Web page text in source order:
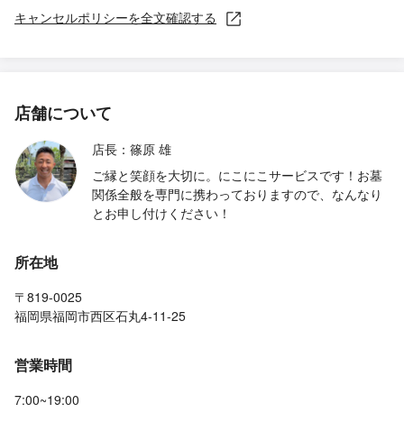
キャンセルポリシーを全文確認する
店舗について
店長：篠原 雄
ご縁と笑顔を大切に。にこにこサービスです！お墓
関係全般を専門に携わっておりますので、なんなり
とお申し付けください！
所在地
〒819-0025
福岡県福岡市西区石丸4-11-25
営業時間
7:00~19:00